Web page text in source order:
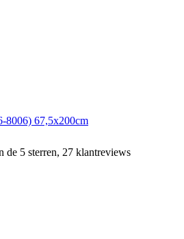
8006) 67,5x200cm
de 5 sterren, 27 klantreviews